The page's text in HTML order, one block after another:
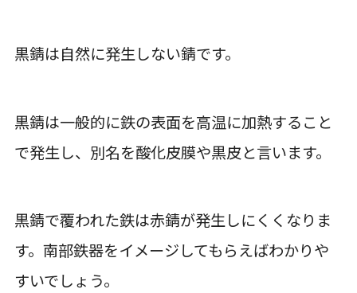
黒錆は自然に発生しない錆です。
黒錆は一般的に鉄の表面を高温に加熱すること
で発生し、別名を酸化皮膜や黒皮と言います。
黒錆で覆われた鉄は赤錆が発生しにくくなりま
す。 南部鉄器をイメージしてもらえばわかりや
すいでしょう。